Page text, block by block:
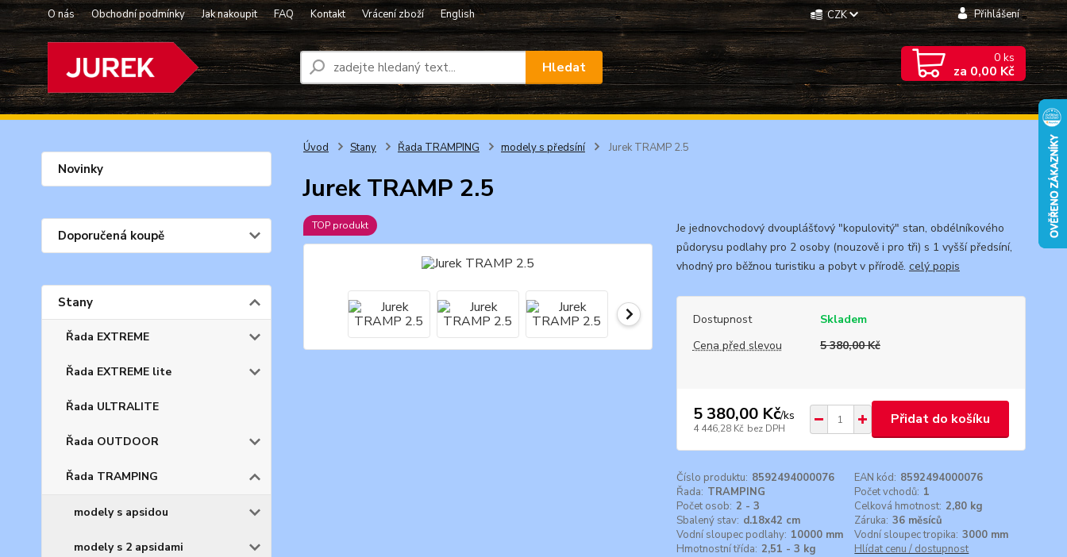
O nás Obchodní podmínky Jak nakoupit FAQ Kontakt Vrácení zboží English CZK Přihlášení
Hledat
0 ks
za 0,00 Kč
Novinky
Doporučená koupě
Stany
Řada EXTREME
Řada EXTREME lite
Řada ULTRALITE
Řada OUTDOOR
Řada TRAMPING
modely s apsidou
modely s 2 apsidami
Úvod Stany Řada TRAMPING modely s předsíní Jurek TRAMP 2.5
Jurek TRAMP 2.5
TOP produkt
Je jednovchodový dvouplášťový "kopulovitý" stan, obdélníkového
půdorysu podlahy pro 2 osoby (nouzově i pro tři) s 1 vyšší předsíní,
vhodný pro běžnou turistiku a pobyt v přírodě. celý popis
Dostupnost
Skladem
Cena před slevou
5 380,00 Kč
5 380,00 Kč/ks
4 446,28 Kč bez DPH
Přidat do košíku
Číslo produktu: 8592494000076 EAN kód: 8592494000076
Řada: TRAMPING Počet vchodů: 1
Počet osob: 2 - 3 Celková hmotnost: 2,80 kg
Sbalený stav: d.18x42 cm Záruka: 36 měsíců
Vodní sloupec podlahy: 10000 mm Vodní sloupec tropika: 3000 mm
Hmotnostní třída: 2,51 - 3 kg Hlídat cenu / dostupnost